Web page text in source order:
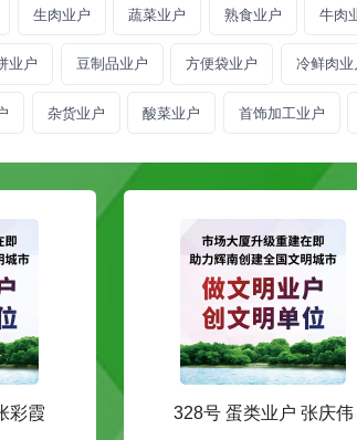
生肉业户 蔬菜业户 熟食业户 牛肉
业户 豆制品业户 方便袋业户 冷鲜肉业
杂货业户 酸菜业户 首饰加工业户
彩霞 328号 蛋类业户 张庆伟